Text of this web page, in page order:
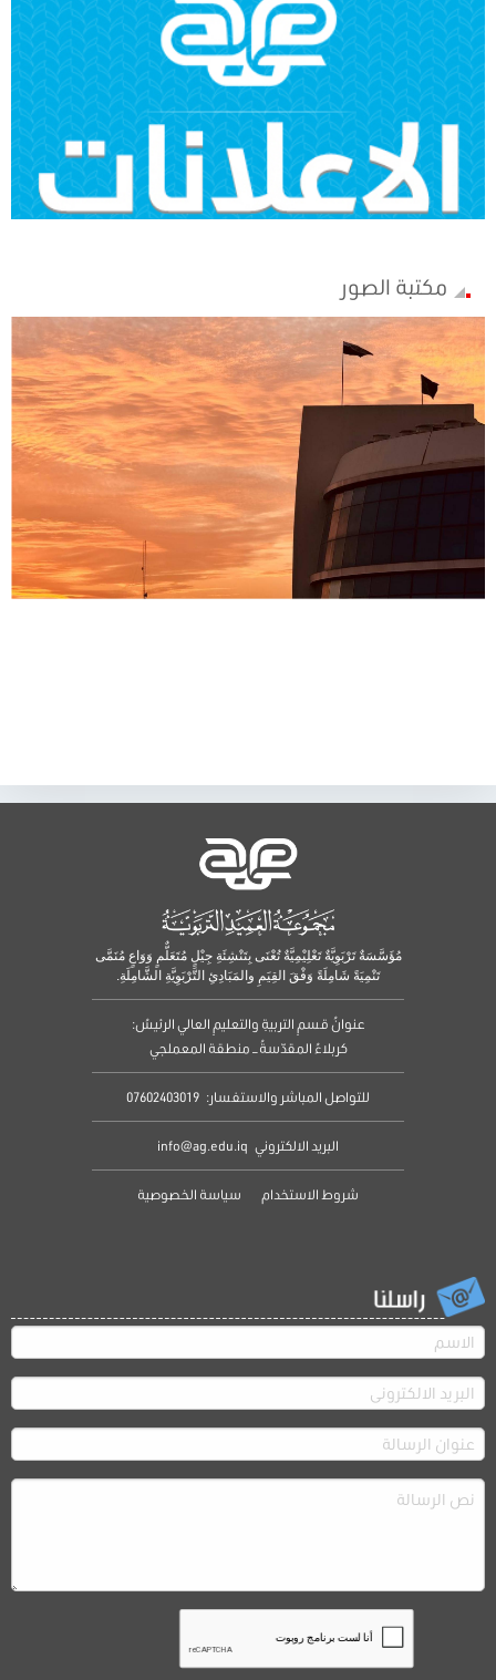
مكتبة الصور
مُؤَسَّسَةٌ تَرْبَوِيَّةٌ تَعْلِيْمِيَّةٌ تُعْنَى بِتَنْشِئَةِ جِيْلٍ مُتَعَلٌّمٍ وَوَاعٍ مُنَمَّى
تَنْمِيَةً شَامِلَةً وَفْقَ القِيَمِ والمَبَادِئِ التَّرْبَوِيَّةِ الشَّامِلَةِ.
عنوانُ قسمِ التربيةِ والتعليمِ العالي الرئيسُ:
كربلاءُ المقدّسةُ – منطقة المعملجي
للتواصل المباشر والاستفسار: 07602403019
البريد الالكتروني info@ag.edu.iq
شروط الاستخدام سياسة الخصوصية